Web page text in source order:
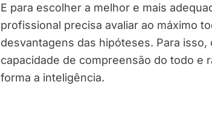
E para escolher a melhor e mais
profissional precisa avaliar ao máximo
desvantagens das hipóteses. Para
capacidade de compreensão do todo e
forma a inteligência.